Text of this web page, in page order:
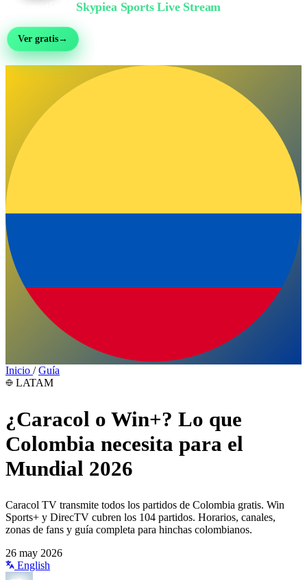
Skypiea Sports Live Stream
Ver gratis→
Inicio / Guía
LATAM
¿Caracol o Win+? Lo que
Colombia necesita para el
Mundial 2026
Caracol TV transmite todos los partidos de Colombia gratis. Win
Sports+ y DirecTV cubren los 104 partidos. Horarios, canales,
zonas de fans y guía completa para hinchas colombianos.
26 may 2026
English